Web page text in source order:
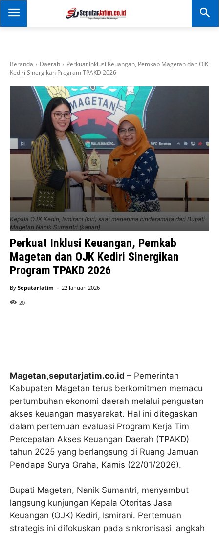
SEPUTAR JATIM
Portal Informasi Dan
Beranda Daerah
Perkuat Inklusi Keuangan, Pemkab Magetan dan OJK
Kediri Sinergikan Program TPAKD 2026
Kepala OJK Kediri, Ismirani (kiri) saat menerima cinderamata dari Bupati
Magetan Nanik Sumantri (kanan)
Perkuat Inklusi Keuangan, Pemkab
Magetan dan OJK Kediri Sinergikan
Program TPAKD 2026
By SeputarJatim - 22 Januari 2026
20
Magetan,seputarjatim.co.id – Pemerintah
Kabupaten Magetan terus berkomitmen memacu
pertumbuhan ekonomi daerah melalui penguatan
akses keuangan masyarakat. Hal ini ditegaskan
dalam pertemuan evaluasi Program Kerja Tim
Percepatan Akses Keuangan Daerah (TPAKD)
tahun 2025 yang berlangsung di Ruang Jamuan
Pendapa Surya Graha, Kamis (22/01/2026).
Bupati Magetan, Nanik Sumantri, menyambut
langsung kunjungan Kepala Otoritas Jasa
Keuangan (OJK) Kediri, Ismirani. Pertemuan
strategis ini difokuskan pada sinkronisasi langkah